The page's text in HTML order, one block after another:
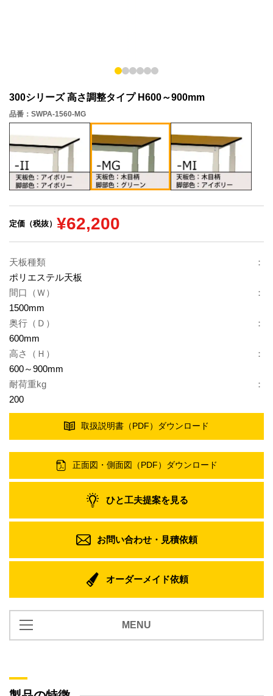
300シリーズ 高さ調整タイプ H600～900mm
品番：SWPA-1560-MG
定価（税抜） ¥62,200
天板種類
ポリエステル天板
間口（Ｗ）
1500mm
奥行（Ｄ）
600mm
高さ（Ｈ）
600～900mm
耐荷重kg
200
取扱説明書（PDF） ダウンロード
正面図・側面図（PDF） ダウンロード
ひと工夫提案を見る
お問い合わせ・ 見積依頼
オーダーメイド依頼
MENU